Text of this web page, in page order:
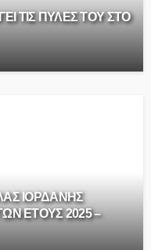
ΤΙΣ ΠΥΛΕΣ ΤΟΥ ΣΤΟ
ΙΟΡΔΑΝΗΣ
ΕΤΟΥΣ 2025 –